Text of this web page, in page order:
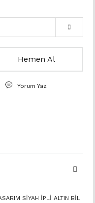
Hemen Al
Yorum Yaz
SİYAH İPLİ ALTIN BİL